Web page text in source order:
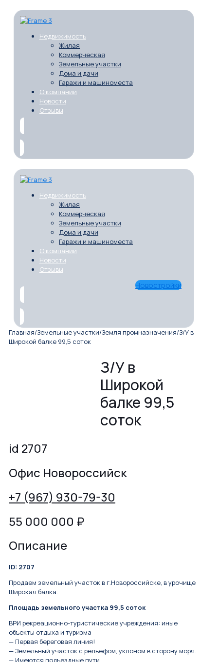
Недвижимость
Жилая
Коммерческая
Земельные участки
Дома и дачи
Гаражи и машиноместа
О компании
Новости
Отзывы
Недвижимость
Жилая
Коммерческая
Земельные участки
Дома и дачи
Гаражи и машиноместа
О компании
Новости
Отзывы
Новостройки
Главная/Земельные участки/Земля промназначения/З/У в
Широкой балке 99,5 соток
З/У в
Широкой
балке 99,5
соток
id 2707
Офис Новороссийск
+7 (967) 930-79-30
55 000 000 ₽
Описание
ID: 2707
Продаем земельный участок в г.Новороссийске, в урочище
Широкая балка.
Площадь земельного участка 99,5 соток
ВРИ рекреационно-туристические учреждения: иные
объекты отдыха и туризма
— Первая береговая линия!
— Земельный участок с рельефом, уклоном в сторону моря.
— Имеются подъездные пути